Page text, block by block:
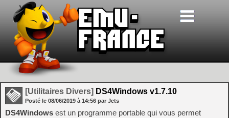
[Utilitaires Divers] DS4Windows v1.7.10
Posté le 08/06/2019 à 14:56 par Jets
DS4Windows est un programme portable qui vous permet